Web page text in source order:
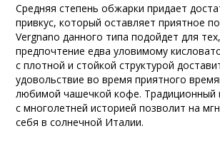
Средняя степень обжарки придает
привкус, который оставляет приятное
Vergnano данного типа подойдет для
предпочтение едва уловимому
с плотной и стойкой структурой
удовольствие во время приятного
любимой чашечкой кофе. Традиционный
с многолетней историей позволит на
себя в солнечной Италии.